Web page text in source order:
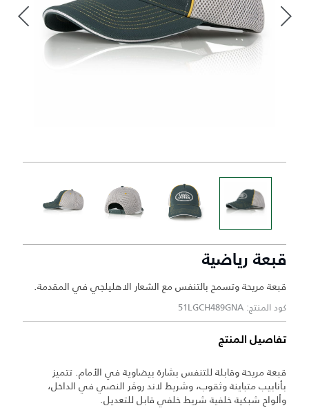
قبعة رياضية
قبعة مريحة وتسمح بالتنفس مع الشعار الاهليلجي في المقدمة.
كود المنتج: 51LGCH489GNA
تفاصيل المنتج
قبعة مريحة وقابلة للتنفس بشارة بيضاوية في الأمام. تتميز
بأنابيب متباينة وثقوب، وشريط لاند روڤر النصي في الداخل،
وألواح شبكية خلفية شريط خلفي قابل للتعديل.